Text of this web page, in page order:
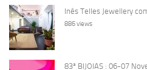
Inês Telles Jewellery
886 views
83ª BIJOIAS : 06-07